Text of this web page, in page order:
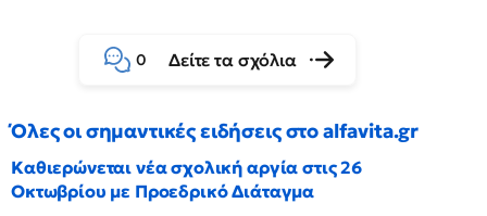
0 Δείτε τα σχόλια
Όλες οι σημαντικές ειδήσεις στο alfavita.gr
Καθιερώνεται νέα σχολική αργία στις 26
Οκτωβρίου με Προεδρικό Διάταγμα